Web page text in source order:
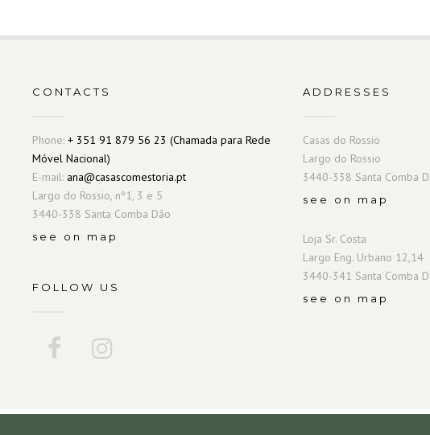
CONTACTS
Phone:+ 351 91 879 56 23 (Chamada para Rede
Móvel Nacional)
E-mail: ana@casascomestoria.pt
Largo do Rossio, nº1, 3 e 5
3440-338 Santa Comba Dão
see on map
FOLLOW US
ADDRESSES
Casas do Rossio
Largo do Rossio
3440-338 Santa Comba
see on map
Loja Sr. Costa
Largo Eng. Urbano 12,14
3440-341 Santa Comba
see on map